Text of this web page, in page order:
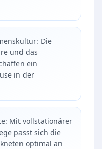
Die
und das
ein
in der
Mit vollstationärer
passt sich die
optimal an